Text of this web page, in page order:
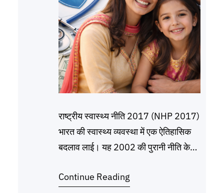
राष्ट्रीय स्वास्थ्य नीति 2017 (NHP 2017)
भारत की स्वास्थ्य व्यवस्था में एक ऐतिहासिक
बदलाव लाई। यह 2002 की पुरानी नीति के
“सभी उम्र के लोगों के लिए सबसे ऊंचा स्तर का
Continue Reading